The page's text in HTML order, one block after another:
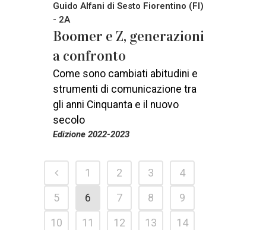
Guido Alfani di Sesto Fiorentino (FI)
- 2A
Boomer e Z, generazioni
a confronto
Come sono cambiati abitudini e
strumenti di comunicazione tra
gli anni Cinquanta e il nuovo
secolo
Edizione 2022-2023
1 2 3
4
5
6 7 8
9
10
11 12 13
14